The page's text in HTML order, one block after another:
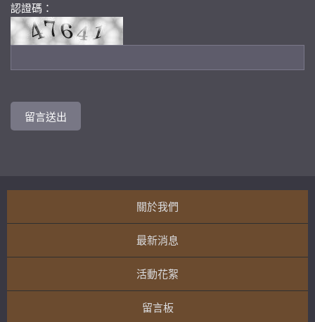
認證碼：
關於我們
最新消息
活動花絮
留言板